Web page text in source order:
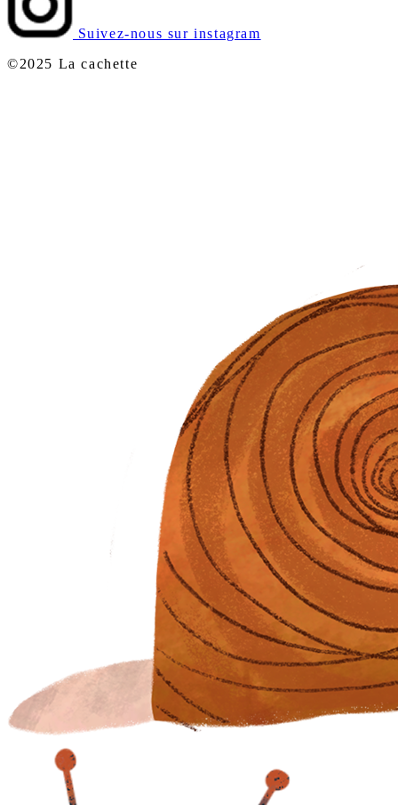
Suivez-nous sur instagram
©2025 La cachette